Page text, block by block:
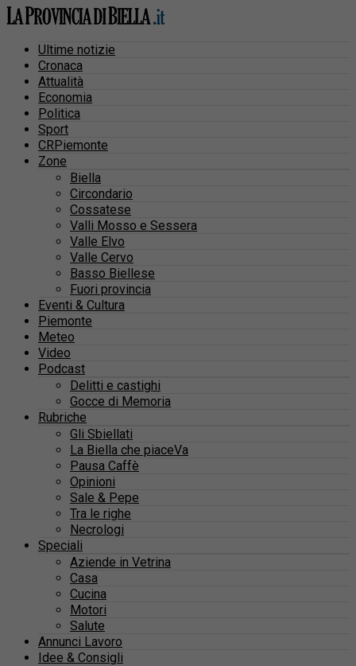
Ultime notizie
Cronaca
Attualità
Economia
Politica
Sport
CRPiemonte
Zone
Biella
Circondario
Cossatese
Valli Mosso e Sessera
Valle Elvo
Valle Cervo
Basso Biellese
Fuori provincia
Eventi & Cultura
Piemonte
Meteo
Video
Podcast
Delitti e castighi
Gocce di Memoria
Rubriche
Gli Sbiellati
La Biella che piaceVa
Pausa Caffè
Opinioni
Sale & Pepe
Tra le righe
Necrologi
Speciali
Aziende in Vetrina
Casa
Cucina
Motori
Salute
Annunci Lavoro
Idee & Consigli